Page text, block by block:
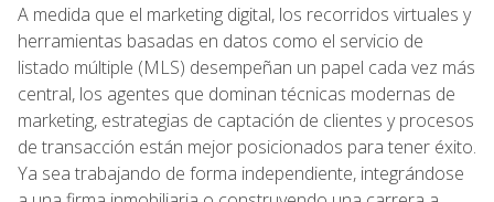
A medida que el marketing digital, los recorridos virtuales y
herramientas basadas en datos como el servicio de
listado múltiple (MLS) desempeñan un papel cada vez más
central, los agentes que dominan técnicas modernas de
marketing, estrategias de captación de clientes y procesos
de transacción están mejor posicionados para tener éxito.
Ya sea trabajando de forma independiente, integrándose